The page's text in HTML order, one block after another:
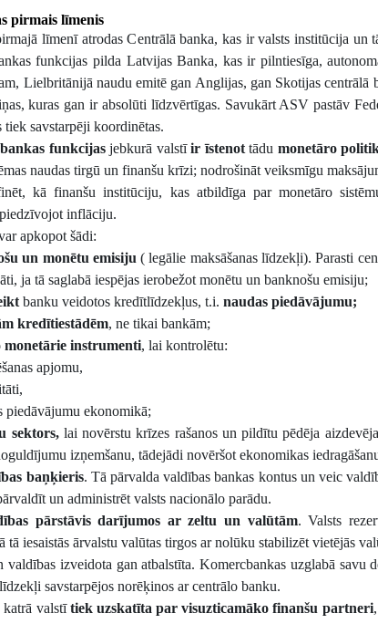
pirmais līmenis
līmenī atrodas Centrālā banka, kas ir valsts institūcija un
funkcijas pilda Latvijas Banka, kas ir pilntiesīga,
Lielbritānijā naudu emitē gan Anglijas, gan Skotijas
kuras gan ir absolūti līdzvērtīgas. Savukārt ASV pastāv
savstarpēji koordinētas.
funkcijasjebkurā valstīir īstenottādu monetāro
naudas tirgū un finanšu krīzi; nodrošināt veiksmīgu
kā finanšu institūciju, kas atbildīga par monetāro
inflāciju.
apkopot šādi:
un monētu emisiju ( legālie maksāšanas līdzekļi). Parasti
ja tā saglabā iespējas ierobežot monētu un banknošu emisiju;
banku veidotos kredītlīdzekļus, t.i. naudas piedāvājumu;
kredītiestādēm, ne tikai bankām;
monetārie instrumenti, lai kontrolētu:
apjomu,
piedāvājumu ekonomikā;
sektors,lai novērstu krīzes rašanos un pildītu pēdēja
izņemšanu, tādejādi novēršot ekonomikas
baņķieris. Tā pārvalda valdības bankas kontus un veic
un administrēt valsts nacionālo parādu.
pārstāvis darījumos ar zeltu un valūtām. Valsts
tā iesaistās ārvalstu valūtas tirgos ar nolūku stabilizēt vietējās
valdības izveidota gan atbalstīta. Komercbankas uzglabā savu
savstarpējos norēķinos ar centrālo banku.
katrā valstītiek uzskatīta par visuzticamāko finanšu partneri